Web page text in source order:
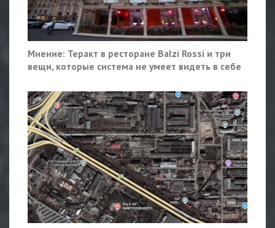
Мнение: Теракт в ресторане Balzi Rossi и три
вещи, которые система не умеет видеть в себе